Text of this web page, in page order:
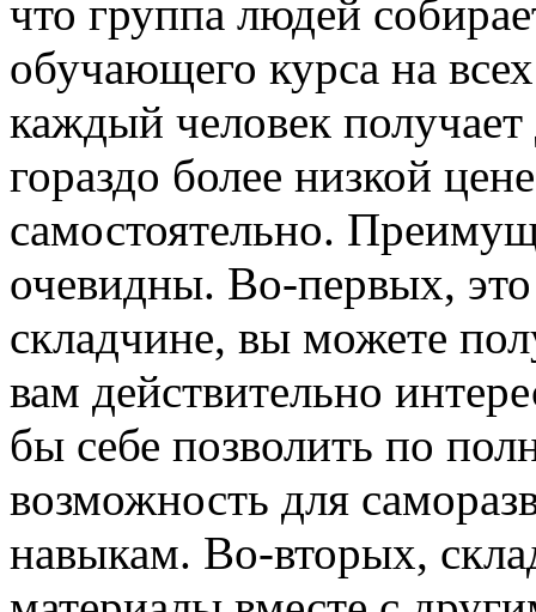
что группа людей
обучающего курса на
каждый человек
гораздо более низкой
самостоятельно.
очевидны. Во-первых,
складчине, вы можете
вам действительно
бы себе позволить по
возможность для
навыкам. Во-вторых,